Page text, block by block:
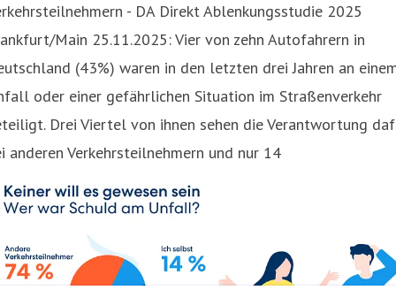
- DA Direkt Ablenkungsstudie 2025
Main 25.11.2025: Vier von zehn Autofahrern in
(43%) waren in den letzten drei Jahren an
oder einer gefährlichen Situation im Straßenverkehr
Drei Viertel von ihnen sehen die Verantwortung
anderen Verkehrsteilnehmern und nur 14